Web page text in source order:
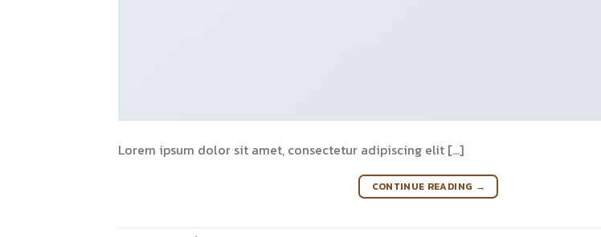
Lorem ipsum dolor sit amet, consectetur adipiscing elit […]
CONTINUE READING →